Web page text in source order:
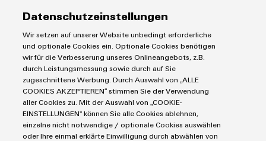
Vos données seront traitées exclusivement pour répondre à votre demande, ne
seront pas utilisées à d’autres fins et ne seront pas transmises à des tiers. Les
données enregistrées seront supprimées une fois l’objectif atteint, c’est-à-dire
après avoir répondu à votre demande, sauf indication contraire découlant du
contexte de la communication.
SUBMIT
Datenschutzeinstellungen
Wir setzen auf unserer Website unbedingt erforderliche
und optionale Cookies ein. Optionale Cookies benötigen
wir für die Verbesserung unseres Onlineangebots, z.B.
durch Leistungsmessung sowie durch auf Sie
zugeschnittene Werbung. Durch Auswahl von „ALLE
COOKIES AKZEPTIEREN“ stimmen Sie der Verwendung
aller Cookies zu. Mit der Auswahl von „COOKIE-
EINSTELLUNGEN“ können Sie alle Cookies ablehnen,
einzelne nicht notwendige / optionale Cookies auswählen
oder Ihre einmal erklärte Einwilligung durch abwählen von